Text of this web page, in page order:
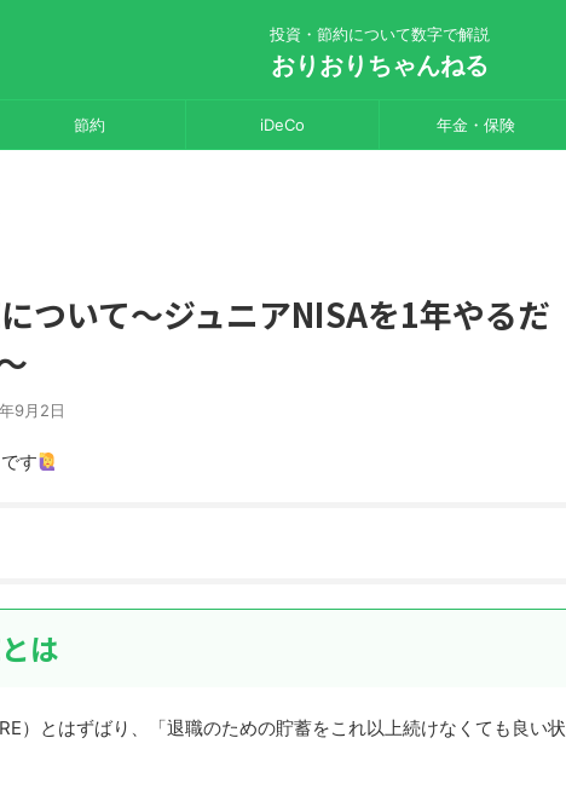
投資・節約について数字で解説
おりおりちゃんねる
節約 iDeCo 年金・保険
ついて～ジュニアNISAを1年やるだ
9月2日
す
は
）とはずばり、「退職のための貯蓄をこれ以上続けなくても良い状